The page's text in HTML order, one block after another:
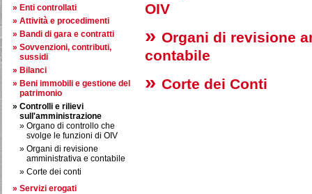
Enti controllati
Attività e procedimenti
Bandi di gara e contratti
Sovvenzioni, contributi,
sussidi
Bilanci
Beni immobili e gestione del
patrimonio
Controlli e rilievi
sull'amministrazione
Organo di controllo che
svolge le funzioni di OIV
Organi di revisione
amministrativa e contabile
Corte dei conti
Servizi erogati
OIV
Organi di revisione
contabile
Corte dei Conti